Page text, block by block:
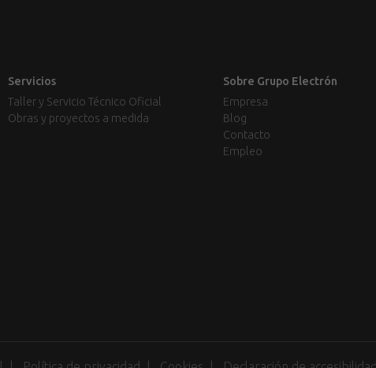
Servicios
Taller y Servicio Técnico Oficial
Obras y proyectos a medida
Sobre Grupo Electrón
Empresa
Blog
Contacto
Empleo